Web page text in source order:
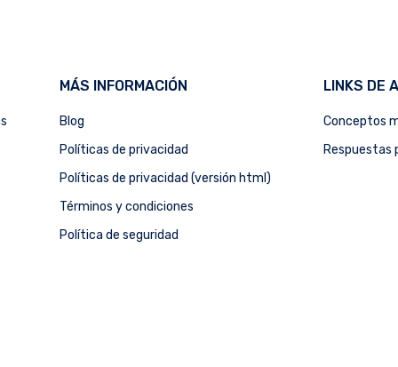
MÁS INFORMACIÓN
Blog
Políticas de privacidad
Políticas de privacidad (versión html)
Términos y condiciones
Política de seguridad
LINKS DE
Conceptos
Respuestas